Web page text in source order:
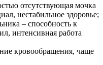
отсутствующая мочка
нестабильное здоровье;
– способность к
интенсивная работа
кровообращения, чаще